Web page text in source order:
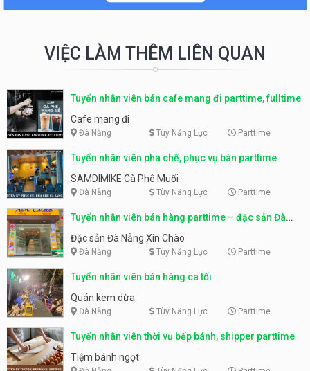
VIỆC LÀM THÊM LIÊN QUAN
Tuyển nhân viên bán cafe mang đi parttime, fulltime
Cafe mang đi
Đà Nẵng Tùy Năng Lực Parttime
Tuyển nhân viên pha chế, phục vụ bàn parttime
SAMDIMIKE Cà Phê Muối
Đà Nẵng Tùy Năng Lực Parttime
Tuyển nhân viên bán hàng parttime – đặc sản Đà
Nẵng
Đặc sản Đà Nẵng Xin Chào
Đà Nẵng Tùy Năng Lực Parttime
Tuyển nhân viên bán hàng ca tối
Quán kem dừa
Đà Nẵng Tùy Năng Lực Parttime
Tuyển nhân viên thời vụ bếp bánh, shipper parttime
Tiệm bánh ngọt